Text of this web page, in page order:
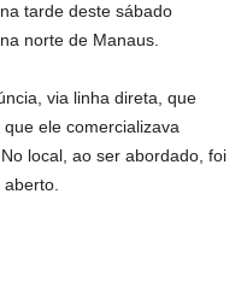
tarde deste sábado
norte de Manaus.
via linha direta, que
ele comercializava
local, ao ser abordado, foi